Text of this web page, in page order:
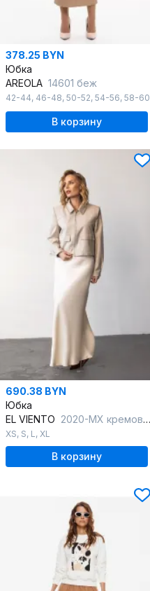
378.25 BYN
Юбка
AREOLA 14601 беж
42-44, 46-48, 50-52, 54-56, 58-60
В корзину
690.38 BYN
Юбка
EL VIENTO 2020-MX кремовый
XS, S, L, XL
В корзину